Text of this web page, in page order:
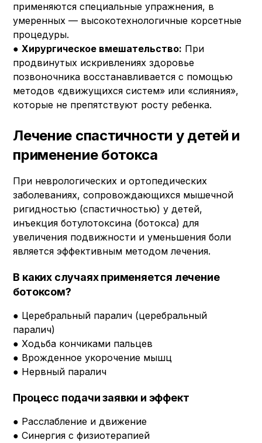
применяются специальные упражнения, в
умеренных — высокотехнологичные корсетные
процедуры.
●Хирургическое вмешательство: При
продвинутых искривлениях здоровье
позвоночника восстанавливается с помощью
методов «движущихся систем» или «слияния»,
которые не препятствуют росту ребенка.
Лечение спастичности у детей и
применение ботокса
При неврологических и ортопедических
заболеваниях, сопровождающихся мышечной
ригидностью (спастичностью) у детей,
инъекция ботулотоксина (ботокса) для
увеличения подвижности и уменьшения боли
является эффективным методом лечения.
В каких случаях применяется лечение
ботоксом?
● Церебральный паралич (церебральный
паралич)
● Ходьба кончиками пальцев
● Врожденное укорочение мышц
● Нервный паралич
Процесс подачи заявки и эффект
● Расслабление и движение
● Синергия с физиотерапией